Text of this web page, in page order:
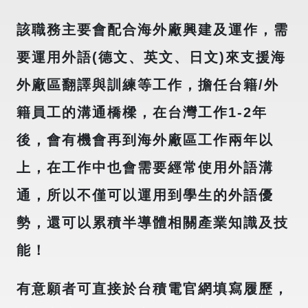
該職務主要會配合海外廠興建及運作，需
要運用外語(德文、英文、日文)來支援海
外廠區翻譯與訓練等工作，擔任台籍/外
籍員工的溝通橋樑，在台灣工作1-2年
後，會有機會再到海外廠區工作兩年以
上，在工作中也會需要經常使用外語溝
通，所以不僅可以運用到學生的外語優
勢，還可以累積半導體相關產業知識及技
能！
有意願者可直接於台積電官網填寫履歷，